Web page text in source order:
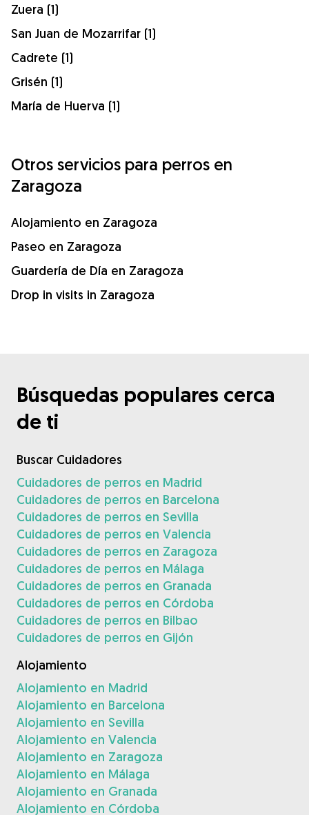
Zuera (1)
San Juan de Mozarrifar (1)
Cadrete (1)
Grisén (1)
María de Huerva (1)
Otros servicios para perros en
Zaragoza
Alojamiento en Zaragoza
Paseo en Zaragoza
Guardería de Día en Zaragoza
Drop in visits in Zaragoza
Búsquedas populares cerca
de ti
Buscar Cuidadores
Cuidadores de perros en Madrid
Cuidadores de perros en Barcelona
Cuidadores de perros en Sevilla
Cuidadores de perros en Valencia
Cuidadores de perros en Zaragoza
Cuidadores de perros en Málaga
Cuidadores de perros en Granada
Cuidadores de perros en Córdoba
Cuidadores de perros en Bilbao
Cuidadores de perros en Gijón
Alojamiento
Alojamiento en Madrid
Alojamiento en Barcelona
Alojamiento en Sevilla
Alojamiento en Valencia
Alojamiento en Zaragoza
Alojamiento en Málaga
Alojamiento en Granada
Alojamiento en Córdoba